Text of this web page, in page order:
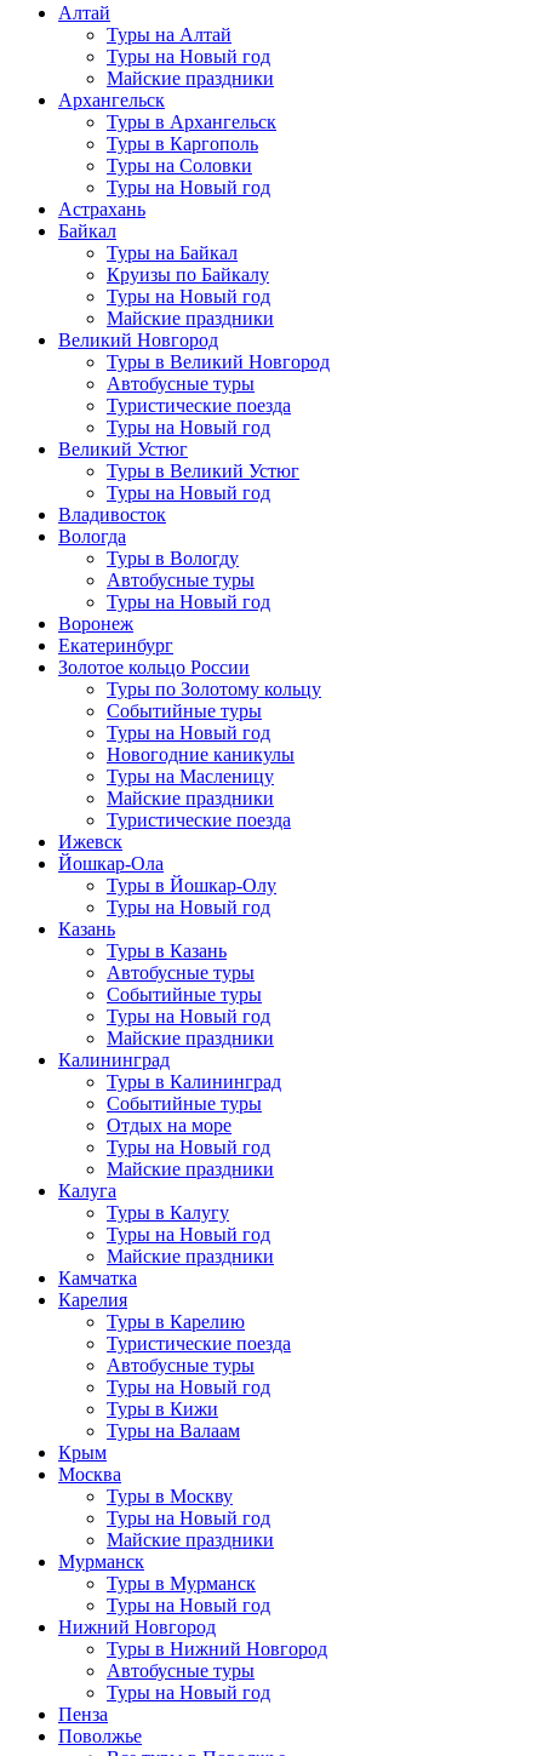
Алтай
Туры на Алтай
Туры на Новый год
Майские праздники
Архангельск
Туры в Архангельск
Туры в Каргополь
Туры на Соловки
Туры на Новый год
Астрахань
Байкал
Туры на Байкал
Круизы по Байкалу
Туры на Новый год
Майские праздники
Великий Новгород
Туры в Великий Новгород
Автобусные туры
Туристические поезда
Туры на Новый год
Великий Устюг
Туры в Великий Устюг
Туры на Новый год
Владивосток
Вологда
Туры в Вологду
Автобусные туры
Туры на Новый год
Воронеж
Екатеринбург
Золотое кольцо России
Туры по Золотому кольцу
Событийные туры
Туры на Новый год
Новогодние каникулы
Туры на Масленицу
Майские праздники
Туристические поезда
Ижевск
Йошкар-Ола
Туры в Йошкар-Олу
Туры на Новый год
Казань
Туры в Казань
Автобусные туры
Событийные туры
Туры на Новый год
Майские праздники
Калининград
Туры в Калининград
Событийные туры
Отдых на море
Туры на Новый год
Майские праздники
Калуга
Туры в Калугу
Туры на Новый год
Майские праздники
Камчатка
Карелия
Туры в Карелию
Туристические поезда
Автобусные туры
Туры на Новый год
Туры в Кижи
Туры на Валаам
Крым
Москва
Туры в Москву
Туры на Новый год
Майские праздники
Мурманск
Туры в Мурманск
Туры на Новый год
Нижний Новгород
Туры в Нижний Новгород
Автобусные туры
Туры на Новый год
Пенза
Поволжье